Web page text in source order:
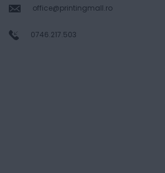
office@printingmall.ro
0746.217.503